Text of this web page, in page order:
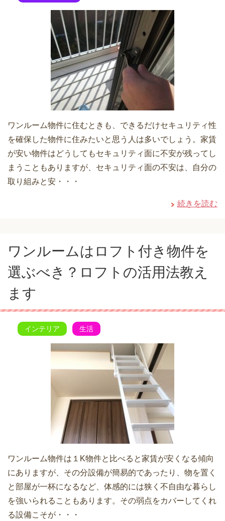
ワンルーム物件に住むときも、できるだけセキュリティ性
を確保した物件に住みたいと思う人は多いでしょう。家賃
が安い物件はどうしてもセキュリティ面に不安が残ってし
まうこともありますが、セキュリティ面の不安は、自分の
取り組みと安・・・
続きを読む
ワンルームはロフト付き物件を
選ぶべき？ロフトの活用法教え
ます
インテリア 生活
ワンルーム物件は１K物件と比べると家賃が安くなる傾向
にありますが、その分設備が簡易的であったり、物を置く
と部屋が一杯になるなど、体感的には狭く不自由な暮らし
を強いられることもあります。その弱点をカバーしてくれ
る設備こそが・・・